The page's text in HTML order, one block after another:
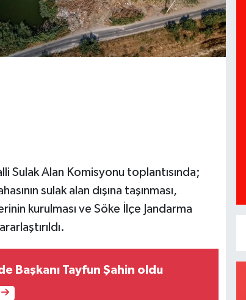
Sulak Alan Komisyonu toplantısında;
sulak alan dışına taşınması,
kurulması ve Söke İlçe Jandarma
Başkanı Tayfun Şahin oldu